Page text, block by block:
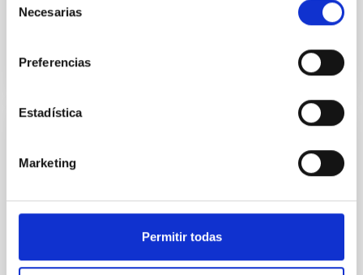
Necesarias
Preferencias
Estadística
Marketing
Permitir todas
4 Técnicos/as de Taller en Prácticas -
profesional - PS-2025-015
Se convoca proceso selectivo para la formalización
de 4 contratos formativos para la obtención de la